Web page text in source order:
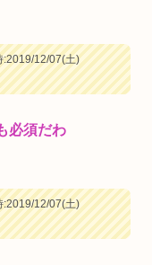
12/07(土)
必須だわ
12/07(土)